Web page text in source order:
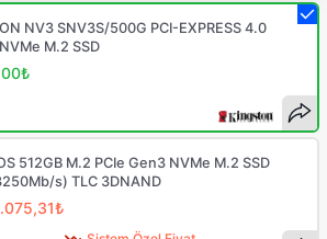
NV3 SNV3S/500G PCI-EXPRESS 4.0
M.2 SSD
512GB M.2 PCIe Gen3 NVMe M.2 SSD
s) TLC 3DNAND